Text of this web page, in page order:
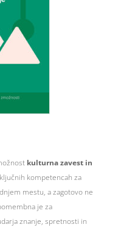
kulturna zavest in
kompetencah za
mestu, a zagotovo ne
je za
znanje, spretnosti in